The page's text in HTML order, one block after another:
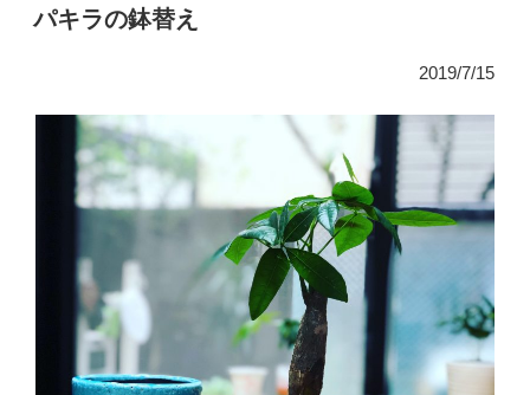
み
日:
パキラの鉢替え
2019/7/15